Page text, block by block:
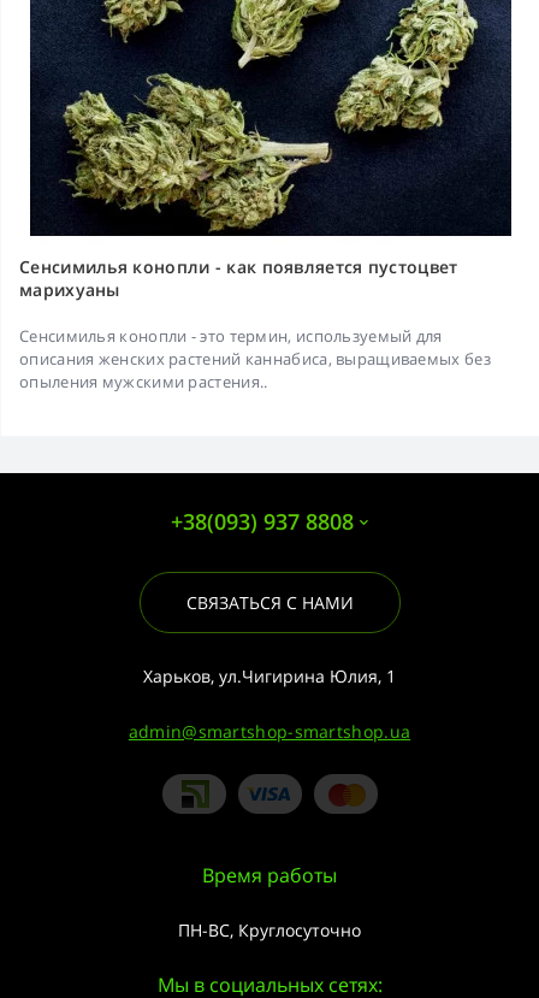
Сенсимилья конопли - как появляется пустоцвет
марихуаны
Сенсимилья конопли - это термин, используемый для
описания женских растений каннабиса, выращиваемых без
опыления мужскими растения..
+38(093) 937 8808
СВЯЗАТЬСЯ С НАМИ
Харьков, ул.Чигирина Юлия, 1
admin@smartshop-smartshop.ua
Время работы
ПН-ВС, Круглосуточно
Мы в социальных сетях: